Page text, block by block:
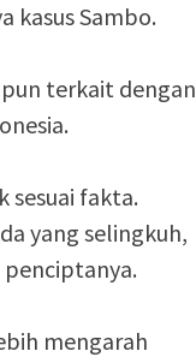
kasus Sambo.
terkait dengan
sesuai fakta.
yang selingkuh,
mengarah